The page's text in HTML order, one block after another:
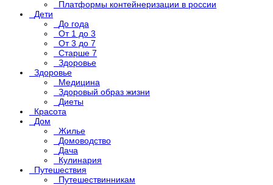
Платформы контейнеризации в россии
Дети
До года
От 1 до 3
От 3 до 7
Старше 7
Здоровье
Здоровье
Медицина
Здоровый образ жизни
Диеты
Красота
Дом
Жилье
Домоводство
Дача
Кулинария
Путешествия
Путешествинникам